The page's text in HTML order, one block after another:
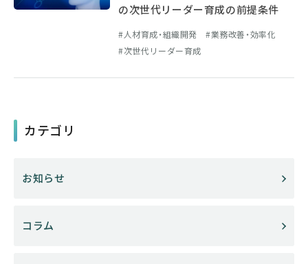
の次世代リーダー育成の前提条件
人材育成・組織開発
業務改善・効率化
次世代リーダー育成
カテゴリ
お知らせ
コラム